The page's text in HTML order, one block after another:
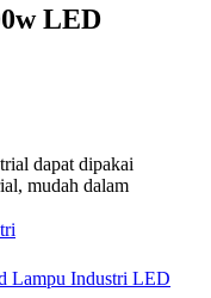
LED
dapat dipakai
mudah dalam
Lampu Industri LED